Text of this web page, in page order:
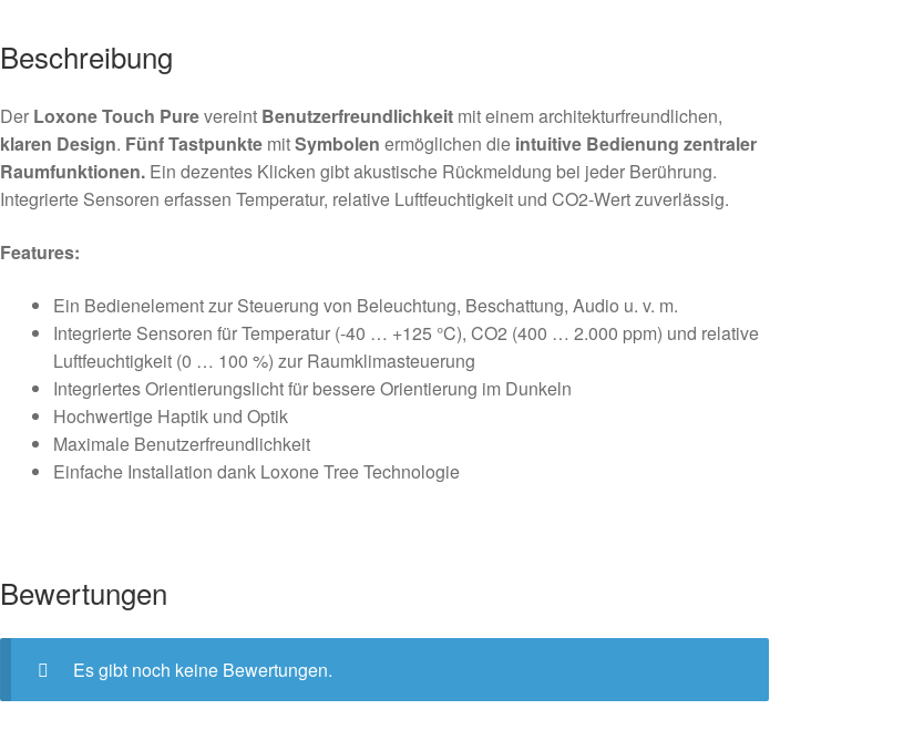
Beschreibung
Der Loxone Touch Purevereint Benutzerfreundlichkeit mit einem architekturfreundlichen,
klaren Design. Fünf Tastpunkte mitSymbolen ermöglichen die intuitive Bedienung zentraler
Raumfunktionen. Ein dezentes Klicken gibt akustische Rückmeldung bei jeder Berührung.
Integrierte Sensoren erfassen Temperatur, relative Luftfeuchtigkeit und CO2-Wert zuverlässig.
Features:
Ein Bedienelement zur Steuerung von Beleuchtung, Beschattung, Audio u. v. m.
Integrierte Sensoren für Temperatur (-40 … +125 °C), CO2 (400 … 2.000 ppm) und relative
Luftfeuchtigkeit (0 … 100 %) zur Raumklimasteuerung
Integriertes Orientierungslicht für bessere Orientierung im Dunkeln
Hochwertige Haptik und Optik
Maximale Benutzerfreundlichkeit
Einfache Installation dank Loxone Tree Technologie
Bewertungen
Es gibt noch keine Bewertungen.